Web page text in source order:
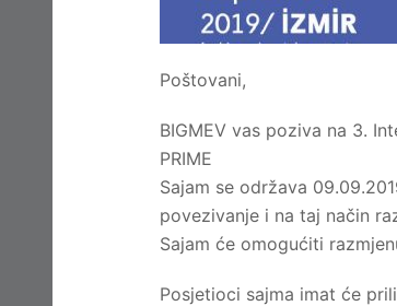
Poštovani,
BIGMEV vas poziva na 3.
PRIME
Sajam se održava
povezivanje i na taj način
Sajam će omogućiti
Posjetioci sajma imat će